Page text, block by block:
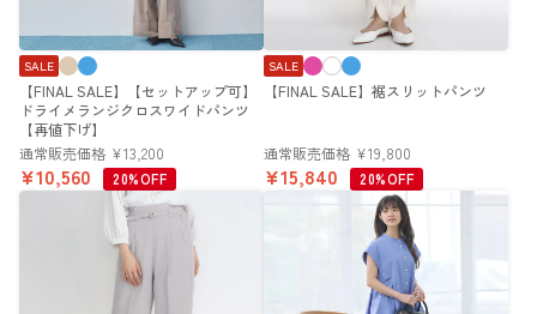
【FINAL SALE】【セットアップ可】
ドライメランジクロスワイドパンツ
【再値下げ】
SALE
通常販売価格 ¥13,200
¥10,560 20%OFF
【FINAL SALE】裾スリットパンツ
SALE
通常販売価格 ¥19,800
¥15,840 20%OFF